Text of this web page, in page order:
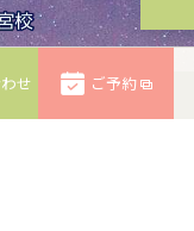
せ ご予約
RIGHTS RESERVED.